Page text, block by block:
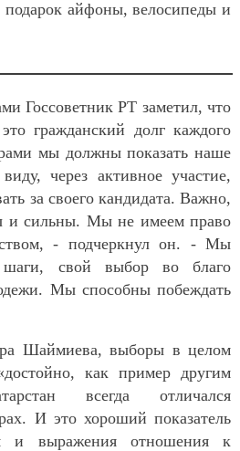
подарок айфоны, велосипеды и
Госсоветник РТ заметил, что
гражданский долг каждого
мы должны показать наше
через активное участие,
за своего кандидата. Важно,
и сильны. Мы не имеем право
- подчеркнул он. - Мы
свой выбор во благо
Мы способны побеждать
Шаймиева, выборы в целом
как пример другим
всегда отличался
И это хороший показатель
и выражения отношения к